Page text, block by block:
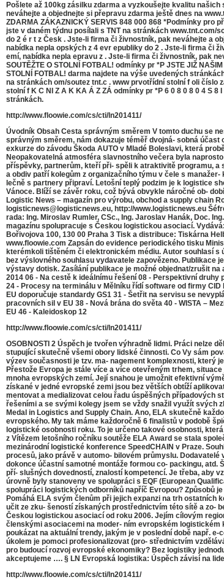
Pošlete až 100kg zásilku zdarma a vyzkoušejte kvalitu
neváhejte a objednejte si přepravu zdarma ještě dnes na
ZDARMA ZÁKAZNICKÝ SERVIS 848 000 868 *Podmínky
jste v daném týdnu posílali s TNT na stránkách www.tnt.com/
do 2 é r t z Česk . Jste-li ﬁrma či živnostník, pak neváhejte a
nabídka nepla opských z 4 evr epubliky do 2 . Jste-li ﬁrma či
emí, nabídka nepla epravu z . Jste-li ﬁrma či živnostník, pak
SOUTĚŽTE O STOLNÍ FOTBAL! odmínky pr *P JSTE JIŽ
STOLNÍ FOTBAL! darma najdete na výše uvedených
na stránkách om/soutez tnt.c . www prvotřídní stolní f oli
stolní f K C NI Z A K KA Á Z ZÁ odmínky pr *P 6 0 8 0 8 0 4 S
stránkách.
http://www.floowie.com/cs/cti/ln201411/
Úvodník Obsah Cesta správným směrem V tomto duchu se
správným směrem, nám dokazuje téměř dvojná- sobná
exkurze do závodu Škoda AUTO v Mladé Boleslavi, která
Neopakovatelná atmosféra slavnostního večera byla
příspěvky, partnerům, kteří při- spěli k atraktivitě programu,
a obdiv patří kolegům z organizačního týmu v čele s
lečně s partnery připraví. Letošní teplý podzim je k logistice
Vánoce. Blíží se závěr roku, což bývá obvykle náročné ob-
Logistic News – magazín pro výrobu, obchod a supply chain
logisticnews@logisticnews.eu, http://www.logisticnews.eu
rada: Ing. Miroslav Rumler, CSc., Ing. Jaroslav Hanák, Doc.
magazínu spolupracuje s Českou logistickou asociací.
Bořivojova 100, 130 00 Praha 3 Tisk a distribuce: Tiskárna
www.floowie.com Zapsán do evidence periodického tisku
kterémkoli tištěném či elektronickém médiu. Autor souhlasí
bez výslovného souhlasu vydavatele zapovězeno. Publikace
výstavy dotisk. Zasílání publikace je možné objednat/zrušit
2014 06 - Na cestě k ideálnímu řešení 08 - Perspektivní druhy
24 - Procesy na terminálu v Mělníku řídí software od firmy
EU doporučuje standardy GS1 31 - Šetřit na servisu se
pracovních sil v EU 38 - Nová brána do světa 40 - WISTA –
EU 46 - Kaleidoskop 12
http://www.floowie.com/cs/cti/ln201411/
OSOBNOSTI 2 Úspěch je tvořen výhradně lidmi. Práci nelze
stupující skutečně všemi obory lidské činnosti. Co Vy sám
výzev současnosti je tzv. ma- nagement komplexnosti, který
Přestože Evropa je stále více a více otevřeným trhem,
mnoha evropských zemí. Její snahou je umožnit efektivní
získané v jedné evropské zemi jsou bez větších obtíží
mentovat a medializovat celou řadu úspěšných případových
řešeními a se svými kolegy jsem se vždy snažil využít svých
Medal in Logistics and Supply Chain. Ano, ELA skutečně
evropského. My tak máme každoročně 6 finalistů v podobě
logistické osobnosti roku. To je určeno takové osobnosti,
z Vítězem letošního ročníku soutěže ELA Award se stala
mezinárodní logistické konference SpeedCHAIN v Praze.
procesů, jako právě v automo- bilovém průmyslu.
dokonce účastní samotné montáže formou co- packingu,
pří- slušných dovedností, znalostí kompetencí. Je třeba, aby
úrovně byly stanoveny ve spolupráci s EQF (European
spolupráci logistických odborníků napříč Evropou? Způsobů
Pomáhá ELA svým členům při jejich expanzi na trh ostatních
učit ze zku- šeností získaných prostřednictvím této sítě a zo-
Českou logistickou asociací od roku 2006. Jejím cílovým
členskými asociacemi na moder- ním evropském logistickém
poukázat na aktuální trendy, jakým je v poslední době např.
úkolem je pomoci profesionalizovat (pro- střednictvím
pro budoucí rozvoj evropské ekonomiky? Bez logistiky
akceptujeme …. § LN Evropská logistika: Úspěch závisí na
http://www.floowie.com/cs/cti/ln201411/